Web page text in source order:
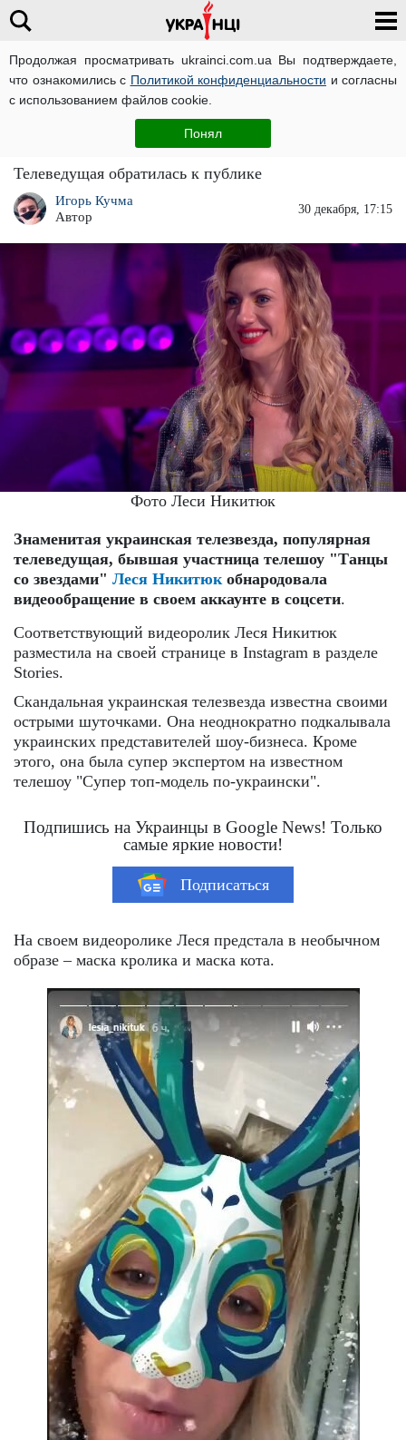
Продолжая просматривать ukrainci.com.ua Вы подтверждаете,
что ознакомились с Политикой конфиденциальности и согласны
с использованием файлов cookie.
Понял
Развлечения
Леся Никитюк рассказала, как осчастливить
своих близких: "Нужно записать ..."
Телеведущая обратилась к публике
Игорь Кучма
Автор
30 декабря, 17:15
Фото Леси Никитюк
Знаменитая украинская телезвезда, популярная
телеведущая, бывшая участница телешоу "Танцы
со звездами" Леся Никитюкобнародовала
видеообращение в своем аккаунте в соцсети.
Соответствующий видеоролик Леся Никитюк
разместила на своей странице в Instagram в разделе
Stories.
Скандальная украинская телезвезда известна своими
острыми шуточками. Она неоднократно подкалывала
украинских представителей шоу-бизнеса. Кроме
этого, она была супер экспертом на известном
телешоу "Супер топ-модель по-украински".
Подпишись на Украинцы в Google News! Только
самые яркие новости!
Подписаться
На своем видеоролике Леся предстала в необычном
образе – маска кролика и маска кота.